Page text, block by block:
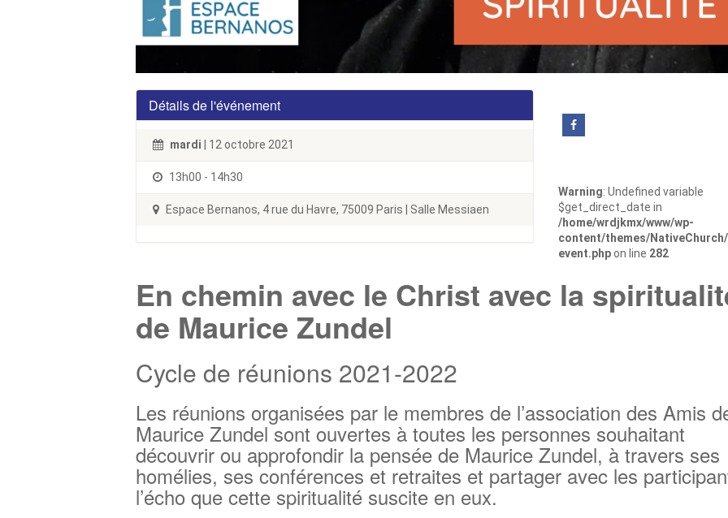
Détails de l'événement
mardi | 12 octobre 2021
13h00 - 14h30
Espace Bernanos, 4 rue du Havre, 75009 Paris | Salle Messiaen
Warning: Undefined variable
$get_direct_date in
/home/wrdjkmx/www/wp-
content/themes/
event.phpon line 282
En chemin avec le Christ avec la
de Maurice Zundel
Cycle de réunions 2021-2022
Les réunions organisées par le membres de l’association des Amis
Maurice Zundel sont ouvertes à toutes les personnes souhaitant
découvrir ou approfondir la pensée de Maurice Zundel, à travers ses
homélies, ses conférences et retraites et partager avec les
l’écho que cette spiritualité suscite en eux.